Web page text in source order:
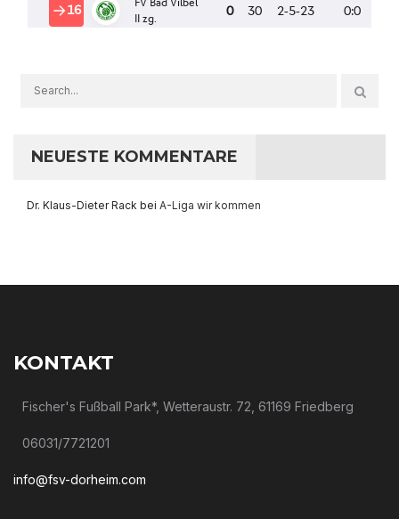
NEUESTE KOMMENTARE
Dr. Klaus-Dieter Rack bei A-Liga wir kommen
KONTAKT
Fischer's Fußball Park*, Wetteraustr. 72, 61169 Friedberg
06031/7721201
info@fsv-dorheim.com